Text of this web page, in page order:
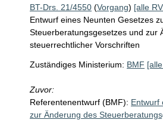
BT-Drs. 21/4550 (Vorgang) [alle
Entwurf eines Neunten Gesetzes
Steuerberatungsgesetzes und zur
steuerrechtlicher Vorschriften
Zuständiges Ministerium: BMF
Zuvor:
Referentenentwurf (BMF): Entwurf
zur Änderung des